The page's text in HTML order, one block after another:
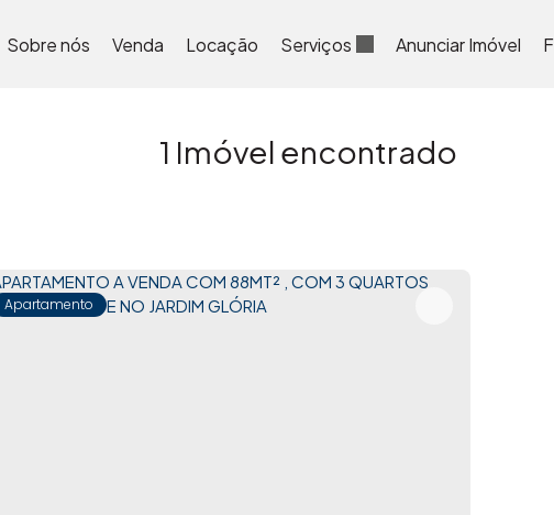
Anunciar Imóvel
Serviços
Locação
Venda
Sobre nós
1 Imóvel encontrado
Apartamento